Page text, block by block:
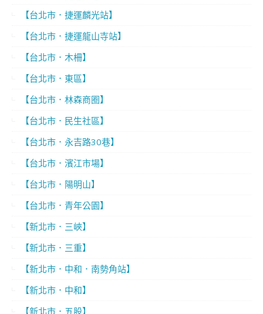
【台北市．捷運麟光站】
【台北市．捷運龍山寺站】
【台北市．木柵】
【台北市．東區】
【台北市．林森商圈】
【台北市．民生社區】
【台北市．永吉路30巷】
【台北市．濱江市場】
【台北市．陽明山】
【台北市．青年公園】
【新北市．三峽】
【新北市．三重】
【新北市．中和．南勢角站】
【新北市．中和】
【新北市．五股】